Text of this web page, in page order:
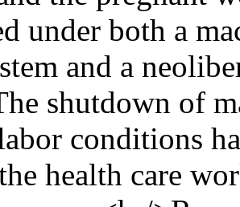
under both a
and a
shutdown of
conditions
health care